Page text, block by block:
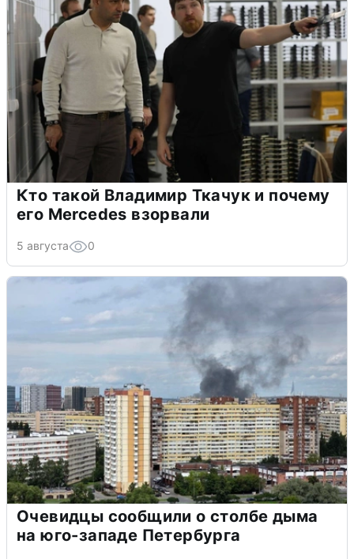
Кто такой Владимир Ткачук и почему
его Mercedes взорвали
5 августа 0
Очевидцы сообщили о столбе дыма
на юго-западе Петербурга